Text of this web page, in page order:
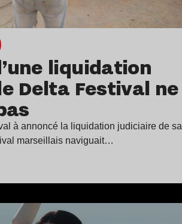
liquidation
Delta Festival ne
à annoncé la liquidation judiciaire de sa
marseillais naviguait…